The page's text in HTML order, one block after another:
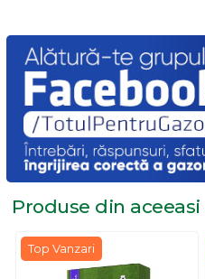
Produse din aceeasi
Top Vanzari